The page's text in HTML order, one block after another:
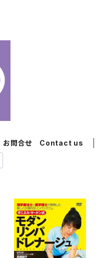
お問合せ Contact us